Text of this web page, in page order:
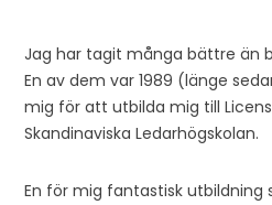
Jag har tagit många bättre än
En av dem var 1989 (länge
mig för att utbilda mig till
Skandinaviska Ledarhögskolan.
En för mig fantastisk utbildning